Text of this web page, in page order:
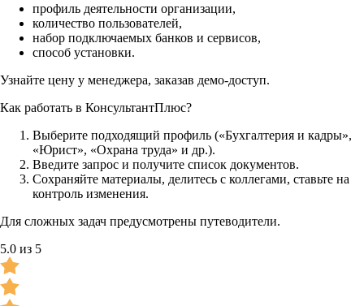
профиль деятельности организации,
количество пользователей,
набор подключаемых банков и сервисов,
способ установки.
Узнайте цену у менеджера, заказав демо-доступ.
Как работать в КонсультантПлюс?
Выберите подходящий профиль («Бухгалтерия и кадры»,
«Юрист», «Охрана труда» и др.).
Введите запрос и получите список документов.
Сохраняйте материалы, делитесь с коллегами, ставьте на
контроль изменения.
Для сложных задач предусмотрены путеводители.
5.0 из 5